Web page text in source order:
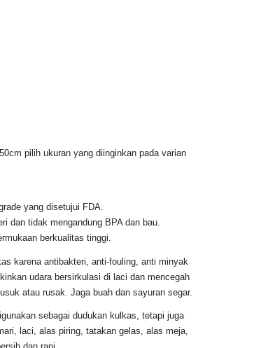
pilih ukuran yang diinginkan pada varian
yang disetujui FDA.
dan tidak mengandung BPA dan bau.
berkualitas tinggi.
karena antibakteri, anti-fouling, anti minyak
udara bersirkulasi di laci dan mencegah
atau rusak. Jaga buah dan sayuran segar.
sebagai dudukan kulkas, tetapi juga
laci, alas piring, tatakan gelas, alas meja,